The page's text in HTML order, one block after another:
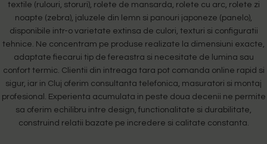
textile (rulouri, storuri), rolete de mansarda, rolete cu arc, rolete zi
noapte (zebra), jaluzele din lemn si panouri japoneze (panelo),
disponibile intr-o varietate extinsa de culori, texturi si configuratii
tehnice. Ne concentram pe produse realizate la dimensiuni exacte,
adaptate fiecarui tip de fereastra si necesitate de lumina sau
confort termic. Clientii din intreaga tara pot comanda online rapid si
sigur, iar in Cluj oferim consultanta telefonica, masuratori si montaj
profesional. Experienta acumulata in peste doua decenii ne permite
sa oferim echilibru intre design, functionalitate si durabilitate,
construind relatii bazate pe incredere si calitate constanta.